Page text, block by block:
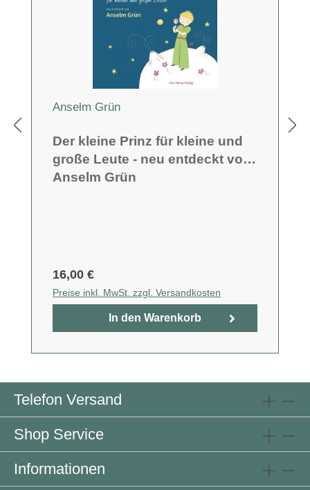
Anselm Grün
Der kleine Prinz für kleine und
große Leute - neu entdeckt von
Anselm Grün
16,00 €
Preise inkl. MwSt. zzgl. Versandkosten
In den Warenkorb
Telefon Versand
Shop Service
Informationen